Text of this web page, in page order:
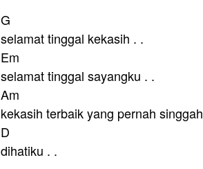
G
selamat tinggal kekasih . .
Em
selamat tinggal sayangku . .
Am
kekasih terbaik yang pernah singgah
D
dihatiku . .